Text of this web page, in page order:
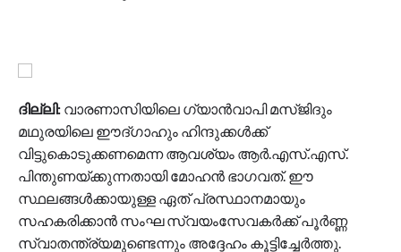
ദില്ലി: വാരണാസിയിലെ ഗ്യാൻവാപി മസ്ജിദും
മഥുരയിലെ ഈദ്ഗാഹും ഹിന്ദുക്കൾക്ക്
വിട്ടുകൊടുക്കണമെന്ന ആവശ്യം ആർ.എസ്.എസ്.
പിന്തുണയ്ക്കുന്നതായി മോഹൻ ഭാഗവത്. ഈ
സ്ഥലങ്ങൾക്കായുള്ള ഏത് പ്രസ്ഥാനമായും
സഹകരിക്കാൻ സംഘ സ്വയംസേവകർക്ക് പൂർണ്ണ
സ്വാതന്ത്ര്യമുണ്ടെന്നും അദ്ദേഹം കൂട്ടിച്ചേർത്തു.